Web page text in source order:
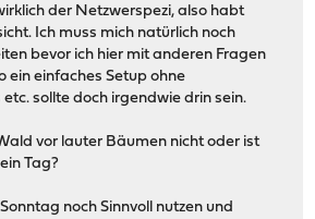
der Netzwerspezi, also habt
Ich muss mich natürlich noch
bevor ich hier mit anderen Fragen
ein einfaches Setup ohne
sollte doch irgendwie drin sein.
vor lauter Bäumen nicht oder ist
Tag?
noch Sinnvoll nutzen und